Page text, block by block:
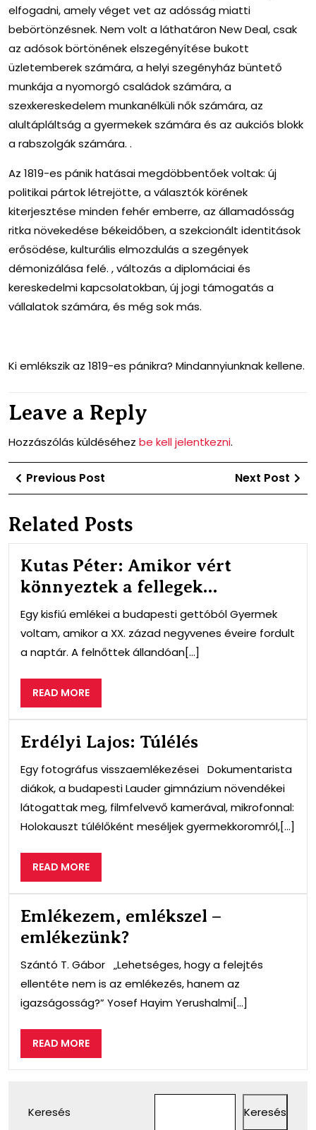
elfogadni, amely véget vet az adósság miatti
bebörtönzésnek. Nem volt a láthatáron New Deal, csak
az adósok börtönének elszegényítése bukott
üzletemberek számára, a helyi szegényház büntető
munkája a nyomorgó családok számára, a
szexkereskedelem munkanélküli nők számára, az
alultápláltság a gyermekek számára és az aukciós blokk
a rabszolgák számára. .
Az 1819-es pánik hatásai megdöbbentőek voltak: új
politikai pártok létrejötte, a választók körének
kiterjesztése minden fehér emberre, az államadósság
ritka növekedése békeidőben, a szekcionált identitások
erősödése, kulturális elmozdulás a szegények
démonizálása felé. , változás a diplomáciai és
kereskedelmi kapcsolatokban, új jogi támogatás a
vállalatok számára, és még sok más.
Ki emlékszik az 1819-es pánikra? Mindannyiunknak kellene.
Leave a Reply
Hozzászólás küldéséhez be kell jelentkezni.
Bejegyzés
navigáció
Previous Post
Post
Next Post
Related Posts
Kutas Péter: Amikor vért
könnyeztek a fellegek…
Egy kisfiú emlékei a budapesti gettóból Gyermek
voltam, amikor a XX. zázad negyvenes éveire fordult
a naptár. A felnőttek állandóan[...]
READ MOREREAD
MORE
Erdélyi Lajos: Túlélés
Egy fotográfus visszaemlékezései Dokumentarista
diákok, a budapesti Lauder gimnázium növendékei
látogattak meg, filmfelvevő kamerával, mikrofonnal:
Holokauszt túlélőként meséljek gyermekkoromról,[...]
READ MOREREAD
MORE
Emlékezem, emlékszel –
emlékezünk?
Szántó T. Gábor „Lehetséges, hogy a felejtés
ellentéte nem is az emlékezés, hanem az
igazságosság?” Yosef Hayim Yerushalmi[...]
READ MOREREAD
MORE
Keresés Keresés